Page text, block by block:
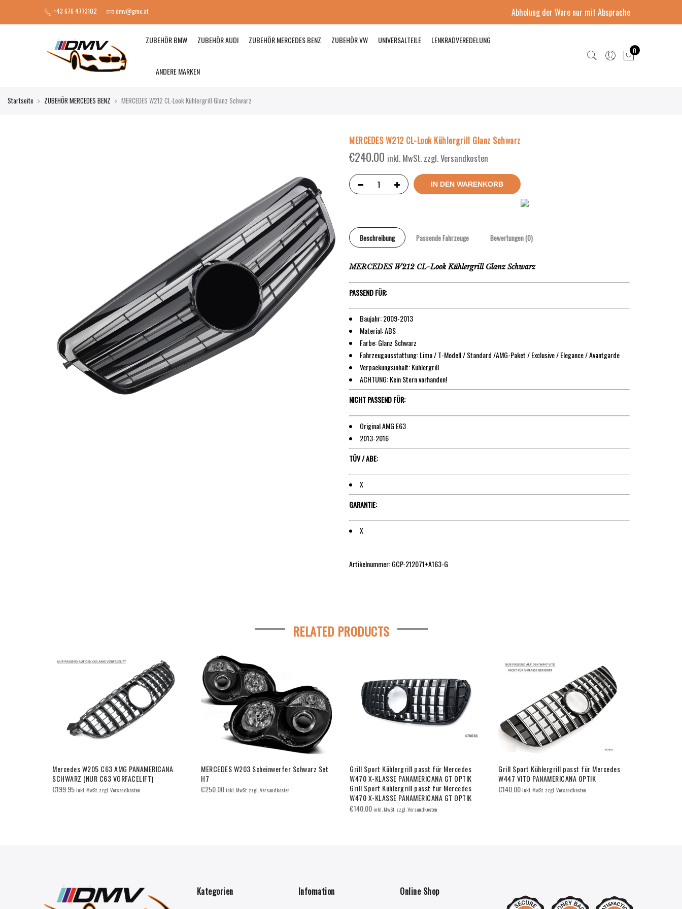
+43 676 4773102 dmv@gmx.at Abholung der Ware nur mit Absprache
ZUBEHÖR BMW ZUBEHÖR AUDI ZUBEHÖR MERCEDES BENZ ZUBEHÖR VW UNIVERSALTEILE LENKRADVEREDELUNG
ANDERE MARKEN
0
Startseite ZUBEHÖR MERCEDES BENZ MERCEDES W212 CL-Look Kühlergrill Glanz Schwarz
MERCEDES W212 CL-Look Kühlergrill Glanz Schwarz
€240.00 inkl. MwSt. zzgl. Versandkosten
IN DEN WARENKORB
Beschreibung Passende Fahrzeuge Bewertungen (0)
MERCEDES W212 CL-Look Kühlergrill Glanz Schwarz
PASSEND FÜR:
Baujahr: 2009-2013
Material: ABS
Farbe: Glanz Schwarz
Fahrzeugausstattung: Limo / T-Modell / Standard /AMG-Paket / Exclusive / Elegance / Avantgarde
Verpackungsinhalt: Kühlergrill
ACHTUNG: Kein Stern vorhanden!
NICHT PASSEND FÜR:
Original AMG E63
2013-2016
TÜV / ABE:
X
GARANTIE:
X
Artikelnummer: GCP-212071+A163-G
RELATED PRODUCTS
Mercedes W205 C63 AMG PANAMERICANA
SCHWARZ (NUR C63 VORFACELIFT)
€199.95inkl. MwSt. zzgl. Versandkosten
MERCEDES W203 Scheinwerfer Schwarz Set
H7
€250.00inkl. MwSt. zzgl. Versandkosten
Grill Sport Kühlergrill passt für Mercedes
W470 X-KLASSE PANAMERICANA GT OPTIK
Grill Sport Kühlergrill passt für Mercedes
W470 X-KLASSE PANAMERICANA GT OPTIK
€140.00inkl. MwSt. zzgl. Versandkosten
Grill Sport Kühlergrill passt für Mercedes
W447 VITO PANAMERICANA OPTIK
€140.00inkl. MwSt. zzgl. Versandkosten
Kategorien Infomation Online Shop